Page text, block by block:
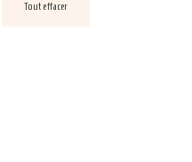
Tout effacer